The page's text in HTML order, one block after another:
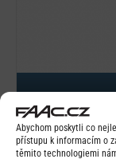
Abychom poskytli co
přístupu k informacím o
těmito technologiemi